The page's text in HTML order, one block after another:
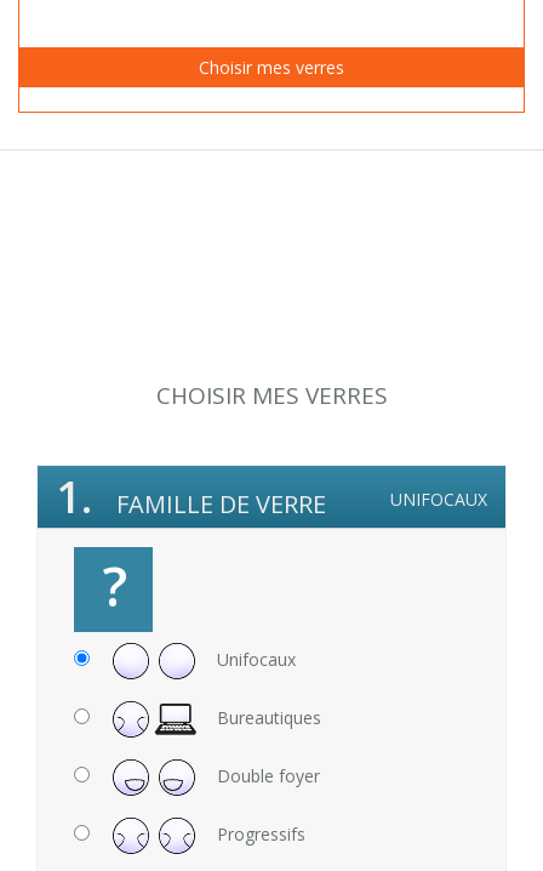
CHOISIR MES VERRES
UNIFOCAUX
1. FAMILLE DE VERRE
?
Unifocaux
Bureautiques
Double foyer
Progressifs